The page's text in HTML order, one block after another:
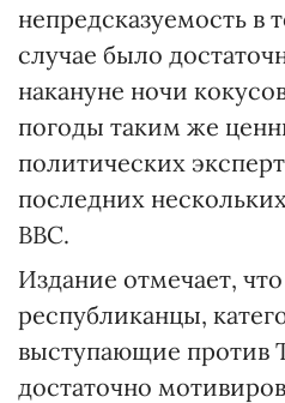
непредсказуемость в
случае было
накануне ночи
погоды таким же
политических
последних
ВВС.
Издание отмечает,
республиканцы,
выступающие против
достаточно